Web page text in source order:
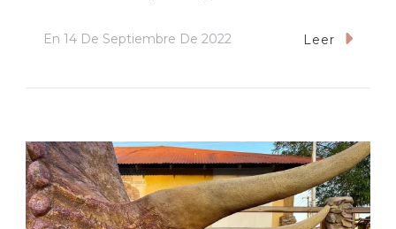
En 14 De Septiembre De 2022 Leer